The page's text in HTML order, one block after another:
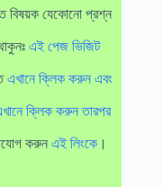
বিষয়ক যেকোনো প্রশ্ন
এই পেজ ভিজিট
এখানে ক্লিক করুন এবং
ক্লিক করুন তারপর
করুন এই লিংকে ।